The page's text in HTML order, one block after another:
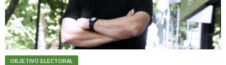
OBJETIVO ELECTORAL